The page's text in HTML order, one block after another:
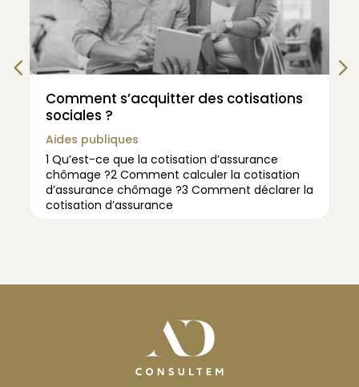
Comment s’acquitter des cotisations
sociales ?
Aides publiques
1 Qu’est-ce que la cotisation d’assurance
chômage ?2 Comment calculer la cotisation
d’assurance chômage ?3 Comment déclarer la
cotisation d’assurance